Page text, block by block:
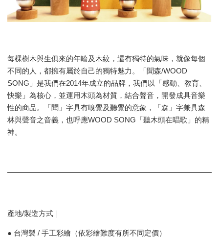
每棵樹木與生俱來的年輪及木紋，還有獨特的氣味，就像每個
不同的人，都擁有屬於自己的獨特魅力。「聞森/WOOD
SONG」是我們在2014年成立的品牌，我們以「感動、教育、
快樂」為核心，並運用木頭為材質，結合聲音，開發成具音樂
性的商品。「聞」字具有嗅覺及聽覺的意象，「森」字兼具森
林與聲音之音義，也呼應WOOD SONG「聽木頭在唱歌」的精
神。
產地/製造方式｜
● 台灣製 / 手工彩繪（依彩繪難度有所不同定價）